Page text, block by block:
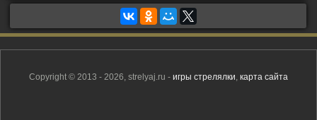
Copyright © 2013 - 2026, strelyaj.ru - игры стрелялки, карта сайта